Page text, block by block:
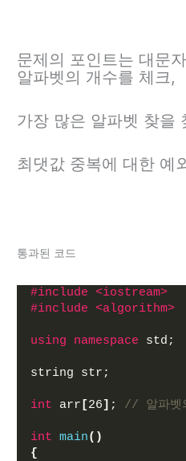
문제의 포인트는 대문
알파벳의 개수를 체크,
가장 많은 알파벳 찾을
최댓값 중복에 대한 예
통과된 코드
#include <iostream>
#include <algorithm>
using namespace std;
string str;
int arr [26] ; // 알파벳
int main()
{